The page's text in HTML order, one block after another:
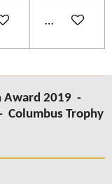
cart Add to cart
Award 2019 -
Columbus Trophy